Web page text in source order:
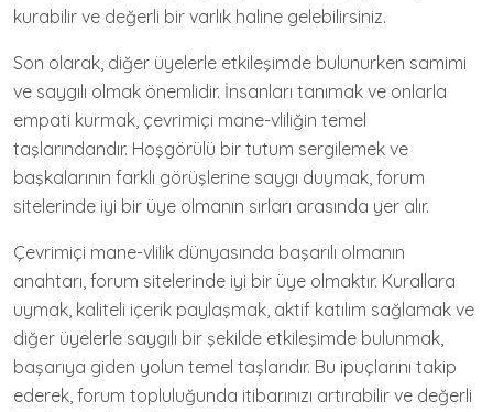
kurabilir ve değerli bir varlık haline gelebilirsiniz.
Son olarak, diğer üyelerle etkileşimde bulunurken samimi
ve saygılı olmak önemlidir. İnsanları tanımak ve onlarla
empati kurmak, çevrimiçi mane-vliliğin temel
taşlarındandır. Hoşgörülü bir tutum sergilemek ve
başkalarının farklı görüşlerine saygı duymak, forum
sitelerinde iyi bir üye olmanın sırları arasında yer alır.
Çevrimiçi mane-vlilik dünyasında başarılı olmanın
anahtarı, forum sitelerinde iyi bir üye olmaktır. Kurallara
uymak, kaliteli içerik paylaşmak, aktif katılım sağlamak ve
diğer üyelerle saygılı bir şekilde etkileşimde bulunmak,
başarıya giden yolun temel taşlarıdır. Bu ipuçlarını takip
ederek, forum topluluğunda itibarınızı artırabilir ve değerli